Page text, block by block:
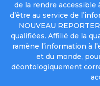
de la rendre accessible
d’être au service de
NOUVEAU
qualifiées. Affilié de la
ramène l’information à
et du monde,
déontologiquement